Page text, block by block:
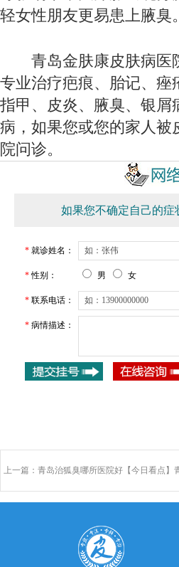
轻女性朋友更易患上腋臭。
青岛金肤康皮肤病医
专业治疗疤痕、胎记、
指甲、皮炎、腋臭、银
病，如果您或您的家人
院问诊。
如果您不确定自己的
* 就诊姓名：
*性别： 男 女
* 联系电话：
* 病情描述：
上一篇： 青岛治狐臭哪所医院好【今日看点】